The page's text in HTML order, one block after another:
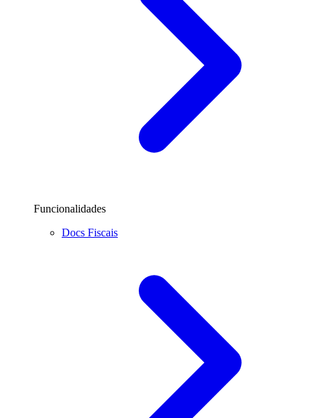
Funcionalidades
Docs Fiscais